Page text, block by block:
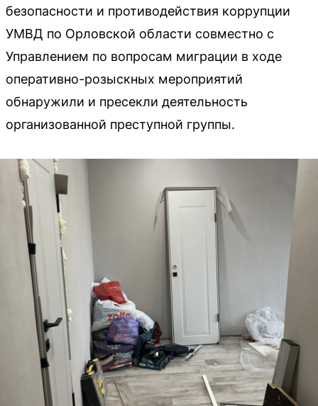
безопасности и противодействия коррупции
УМВД по Орловской области совместно с
Управлением по вопросам миграции в ходе
оперативно-розыскных мероприятий
обнаружили и пресекли деятельность
организованной преступной группы.